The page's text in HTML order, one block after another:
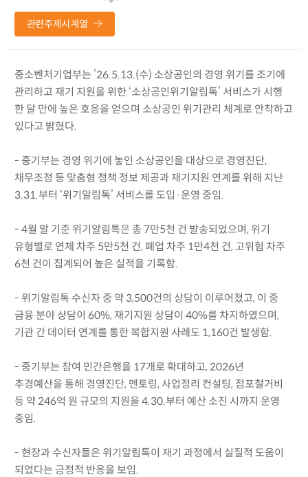
관련주제시계열
중소벤처기업부는 ’26.5.13.(수) 소상공인의 경영 위기를 조기에
관리하고 재기 지원을 위한 ‘소상공인위기알림톡’ 서비스가 시행
한 달 만에 높은 호응을 얻으며 소상공인 위기관리 체계로 안착하고
있다고 밝혔다.
- 중기부는 경영 위기에 놓인 소상공인을 대상으로 경영진단,
채무조정 등 맞춤형 정책 정보 제공과 재기지원 연계를 위해 지난
3.31.부터 ‘위기알림톡’ 서비스를 도입·운영 중임.
- 4월 말 기준 위기알림톡은 총 7만5천 건 발송되었으며, 위기
유형별로 연체 차주 5만5천 건, 폐업 차주 1만4천 건, 고위험 차주
6천 건이 집계되어 높은 실적을 기록함.
- 위기알림톡 수신자 중 약 3,500건의 상담이 이루어졌고, 이 중
금융 분야 상담이 60%, 재기지원 상담이 40%를 차지하였으며,
기관 간 데이터 연계를 통한 복합지원 사례도 1,160건 발생함.
- 중기부는 참여 민간은행을 17개로 확대하고, 2026년
추경예산을 통해 경영진단, 멘토링, 사업정리 컨설팅, 점포철거비
등 약 246억 원 규모의 지원을 4.30.부터 예산 소진 시까지 운영
중임.
- 현장과 수신자들은 위기알림톡이 재기 과정에서 실질적 도움이
되었다는 긍정적 반응을 보임.